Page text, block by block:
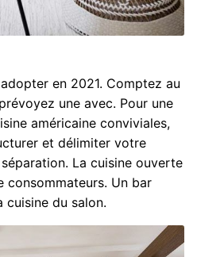
en 2021. Comptez au
une avec. Pour une
américaine conviviales,
et délimiter votre
La cuisine ouverte
consommateurs. Un bar
cuisine du salon.